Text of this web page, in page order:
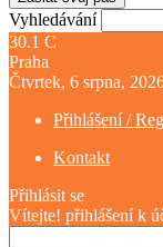
Vyhledávání
30.1 C
Praha
Čtvrtek, 6 srpna,
Přihlášení /
Kontakt
Přihlásit se
Vítejte! přihlášení k